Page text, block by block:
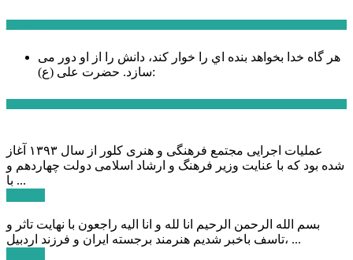
هر گاه خدا بخواهد بنده اي را خوار كند، دانش را از او دور می
سازد.حضرت علی (ع):
عملیات اجرایی مجتمع فرهنگی و هنری کلور از سال ۱۳۹۳ آغاز
شده بود که با عنایت وزیر فرهنگ و ارشاد اسلامی دولت چهاردهم و
با ...
بسم الله الرحمن الرحیم انا لله و انا الیه راجعون با نهایت تاثر و
تاسف باخبر شدیم هنرمند برجسته ایران و فرزند اردبیل، ...